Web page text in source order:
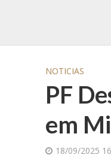
NOTICIAS
PF
em
18/09/2025